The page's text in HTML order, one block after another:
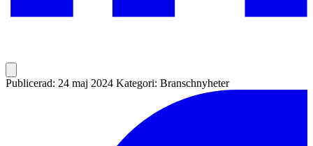
Publicerad: 24 maj 2024 Kategori: Branschnyheter